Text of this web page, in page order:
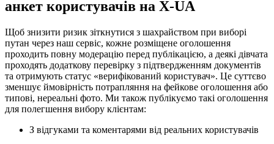
анкет користувачів на X-UA
Щоб знизити ризик зіткнутися з шахрайством при виборі
путан через наш сервіс, кожне розміщене оголошення
проходить повну модерацію перед публікацією, а деякі дівчата
проходять додаткову перевірку з підтвердженням документів
та отримують статус «верифікований користувач». Це суттєво
зменшує ймовірність потрапляння на фейкове оголошення або
типові, нереальні фото. Ми також публікуємо такі оголошення
для полегшення вибору клієнтам:
З відгуками та коментарями від реальних користувачів